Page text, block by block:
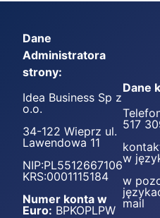
Dane
Administratora
strony:
Idea Business Sp z
o.o.
34-122 Wieprz ul.
Lawendowa 11
NIP:PL5512667106
KRS:0001115184
Numer konta w
Euro: BPKOPLPW
Dane
517
w
w
mail